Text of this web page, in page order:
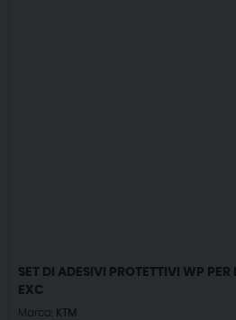
SET DI ADESIVI PROTETTIVI WP
EXC
Marca: KTM